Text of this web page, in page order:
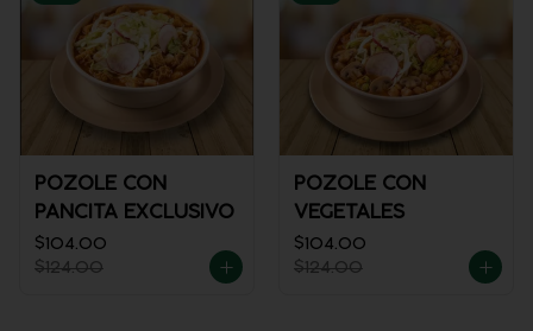
POZOLE CON
PANCITA EXCLUSIVO
$104.00
$124.00
POZOLE CON
VEGETALES
$104.00
$124.00